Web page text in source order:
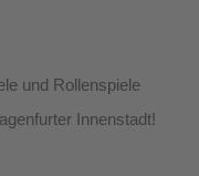
und Rollenspiele
Innenstadt!